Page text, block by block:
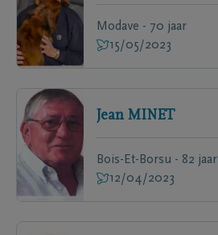
Modave - 70 jaar
15/05/2023
Jean MINET
Bois-Et-Borsu - 82 jaar
12/04/2023